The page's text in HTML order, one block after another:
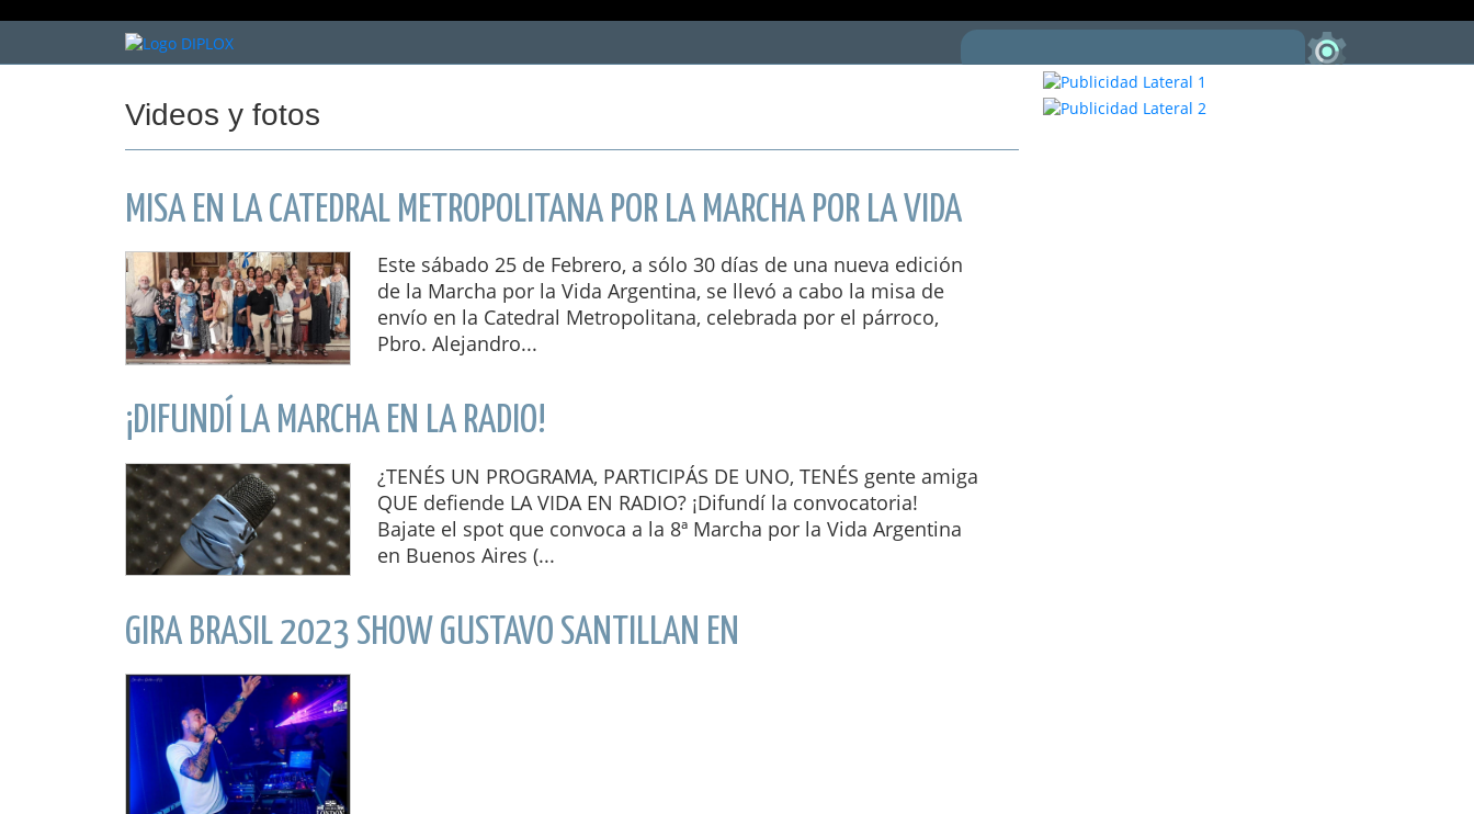
Videos y fotos
MISA EN LA CATEDRAL METROPOLITANA POR LA MARCHA POR LA VIDA
Este sábado 25 de Febrero, a sólo 30 días de una nueva edición
de la Marcha por la Vida Argentina, se llevó a cabo la misa de
envío en la Catedral Metropolitana, celebrada por el párroco,
Pbro. Alejandro...
¡DIFUNDÍ LA MARCHA EN LA RADIO!
¿TENÉS UN PROGRAMA, PARTICIPÁS DE UNO, TENÉS gente amiga
QUE defiende LA VIDA EN RADIO? ¡Difundí la convocatoria!
Bajate el spot que convoca a la 8ª Marcha por la Vida Argentina
en Buenos Aires (...
GIRA BRASIL 2023 SHOW GUSTAVO SANTILLAN EN